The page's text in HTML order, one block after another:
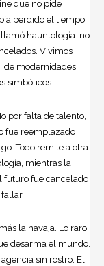
que no pide
perdido el tiempo.
llamó hauntología: no
Vivimos
de modernidades
simbólicos.
por falta de talento,
fue reemplazado
Todo remite a otra
mientras la
futuro fue cancelado
la navaja. Lo raro
desarma el mundo.
sin rostro. El